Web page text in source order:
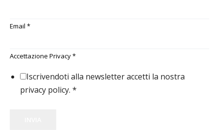
Email *
Accettazione Privacy*
Iscrivendoti alla newsletter accetti la nostra
privacy policy. *